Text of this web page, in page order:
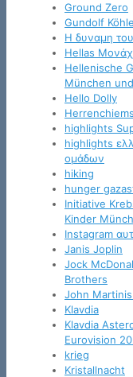
Ground Zero
Gundolf
H δυναμη
Hellas
Hellenische
München
Hello Dolly
highlights
highlights
ομάδων
hiking
hunger
Initiative
Kinder
Instagram
Janis Joplin
Jock
Brothers
John
Klavdia
Klavdia
Eurovision
krieg
Kristallnacht